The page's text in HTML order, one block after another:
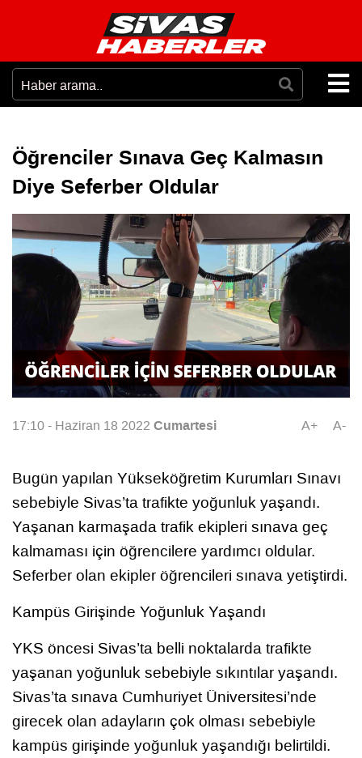
Öğrenciler Sınava Geç Kalmasın
Diye Seferber Oldular
17:10 - Haziran 18 2022 Cumartesi A+ A-
Bugün yapılan Yükseköğretim Kurumları Sınavı
sebebiyle Sivas’ta trafikte yoğunluk yaşandı.
Yaşanan karmaşada trafik ekipleri sınava geç
kalmaması için öğrencilere yardımcı oldular.
Seferber olan ekipler öğrencileri sınava yetiştirdi.
Kampüs Girişinde Yoğunluk Yaşandı
YKS öncesi Sivas’ta belli noktalarda trafikte
yaşanan yoğunluk sebebiyle sıkıntılar yaşandı.
Sivas’ta sınava Cumhuriyet Üniversitesi’nde
girecek olan adayların çok olması sebebiyle
kampüs girişinde yoğunluk yaşandığı belirtildi.